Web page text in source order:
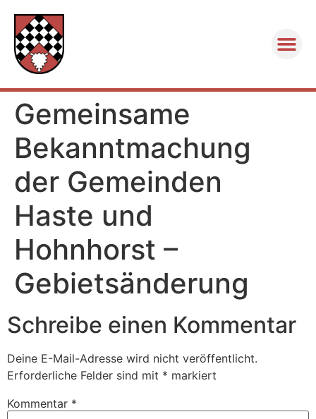
Gemeinsame
Bekanntmachung
der Gemeinden
Haste und
Hohnhorst –
Gebietsänderung
Schreibe einen Kommentar
Deine E-Mail-Adresse wird nicht veröffentlicht.
Erforderliche Felder sind mit * markiert
Kommentar *